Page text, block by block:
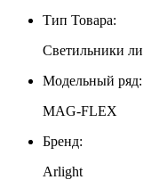
Тип Товара:
Светильники
Модельный ряд:
MAG-FLEX
Бренд:
Arlight